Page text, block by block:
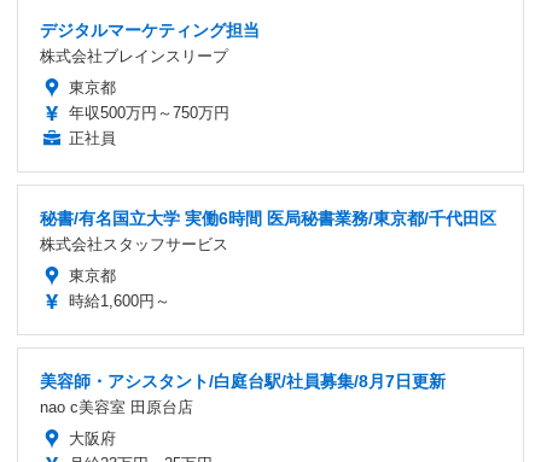
デジタルマーケティング担当
株式会社ブレインスリープ
東京都
年収500万円～750万円
正社員
秘書/有名国立大学 実働6時間 医局秘書業務/東京都/千代田区
株式会社スタッフサービス
東京都
時給1,600円～
美容師・アシスタント/白庭台駅/社員募集/8月7日更新
nao c美容室 田原台店
大阪府